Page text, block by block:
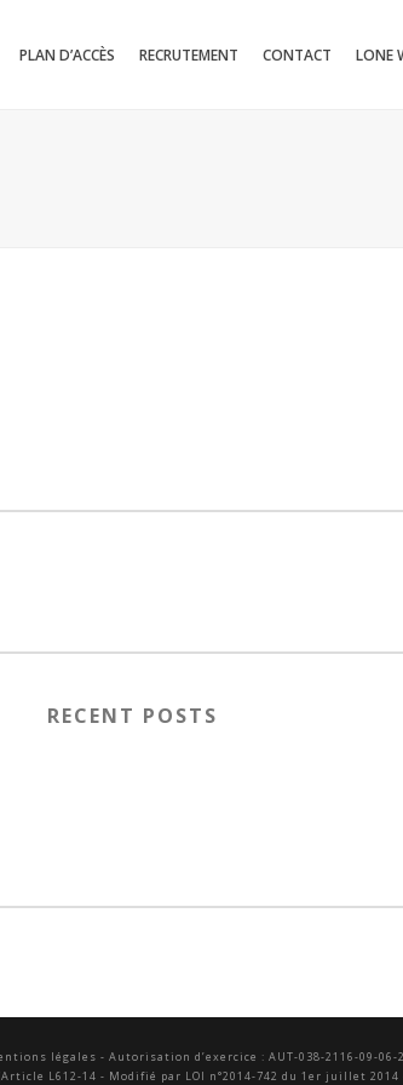
PLAN D’ACCÈS RECRUTEMENT CONTACT LONE
RECENT POSTS
légales - Autorisation d’exercice : AUT-038-2116-09-
L612-14 - Modifié par LOI n°2014-742 du 1er juillet 2014